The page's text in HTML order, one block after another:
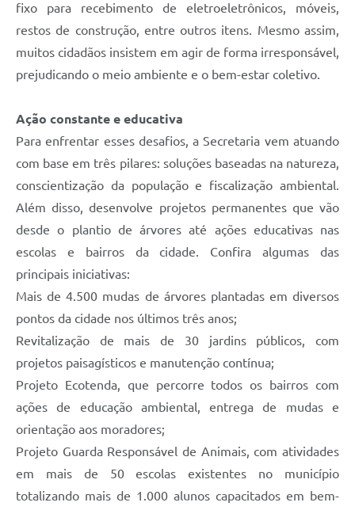
fixo para recebimento de eletroeletrônicos, móveis,
restos de construção, entre outros itens. Mesmo assim,
muitos cidadãos insistem em agir de forma irresponsável,
prejudicando o meio ambiente e o bem-estar coletivo.
Ação constante e educativa
Para enfrentar esses desafios, a Secretaria vem atuando
com base em três pilares: soluções baseadas na natureza,
conscientização da população e fiscalização ambiental.
Além disso, desenvolve projetos permanentes que vão
desde o plantio de árvores até ações educativas nas
escolas e bairros da cidade. Confira algumas das
principais iniciativas:
Mais de 4.500 mudas de árvores plantadas em diversos
pontos da cidade nos últimos três anos;
Revitalização de mais de 30 jardins públicos, com
projetos paisagísticos e manutenção contínua;
Projeto Ecotenda, que percorre todos os bairros com
ações de educação ambiental, entrega de mudas e
orientação aos moradores;
Projeto Guarda Responsável de Animais, com atividades
em mais de 50 escolas existentes no município
totalizando mais de 1.000 alunos capacitados em bem-